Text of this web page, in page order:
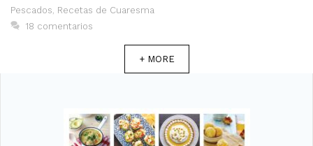
Pescados Recetas de Cuaresma
18 comentarios
+ MORE